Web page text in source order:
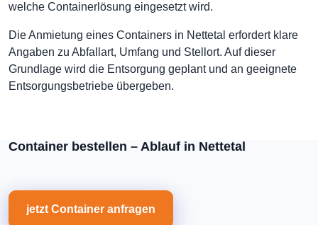
welche Containerlösung eingesetzt wird.
Die Anmietung eines Containers in Nettetal erfordert klare
Angaben zu Abfallart, Umfang und Stellort. Auf dieser
Grundlage wird die Entsorgung geplant und an geeignete
Entsorgungsbetriebe übergeben.
Container bestellen – Ablauf in Nettetal
jetzt Container anfragen